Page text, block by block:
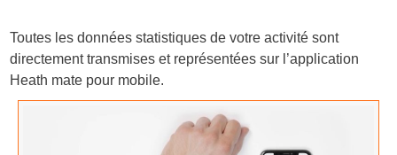
Toutes les données statistiques de votre activité sont
directement transmises et représentées sur l’application
Heath mate pour mobile.